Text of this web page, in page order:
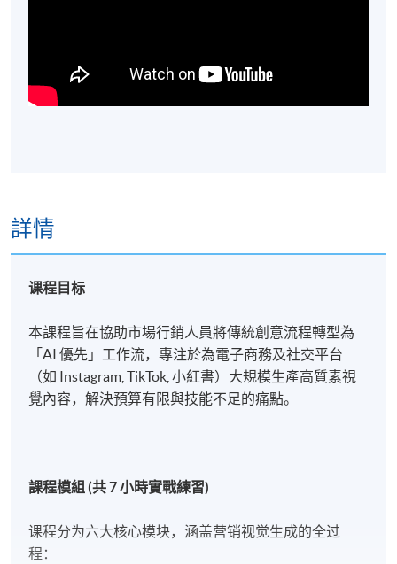
詳情
课程目标
本課程旨在協助市場行銷人員將傳統創意流程轉型為
「AI 優先」工作流，專注於為電子商務及社交平台
（如 Instagram, TikTok, 小紅書）大規模生產高質素視
覺內容，解決預算有限與技能不足的痛點。
課程模組 (共7小時實戰練習)
课程分为六大核心模块，涵盖营销视觉生成的全过
程：